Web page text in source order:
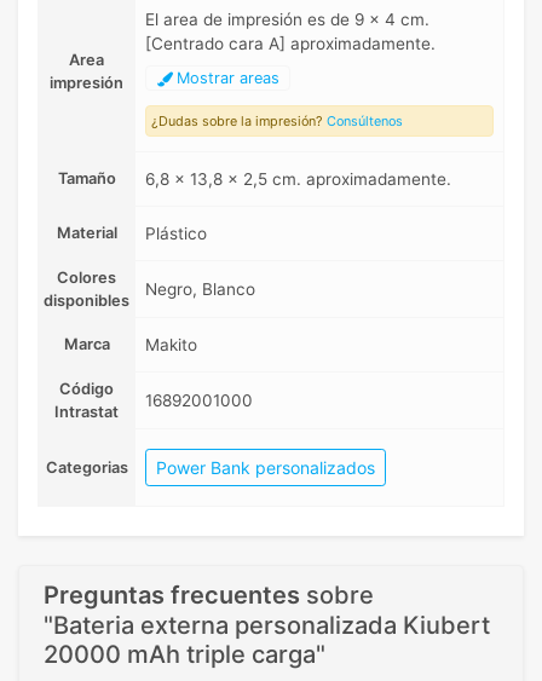
Area
impresión
El area de impresión es de 9 x 4 cm.
[Centrado cara A] aproximadamente.
Mostrar areas
¿Dudas sobre la impresión? Consúltenos
Tamaño 6,8 x 13,8 x 2,5 cm. aproximadamente.
Material Plástico
Colores
disponibles
Negro, Blanco
Marca Makito
Código
Intrastat
16892001000
Categorias Power Bank personalizados
Preguntas frecuentes sobre
"Bateria externa personalizada Kiubert
20000 mAh triple carga"